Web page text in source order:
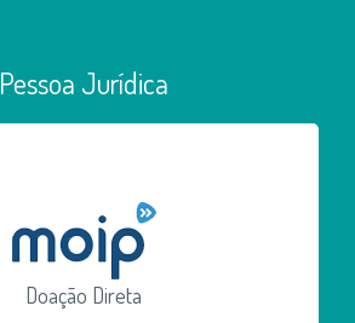
Pessoa Jurídica
Doação Direta